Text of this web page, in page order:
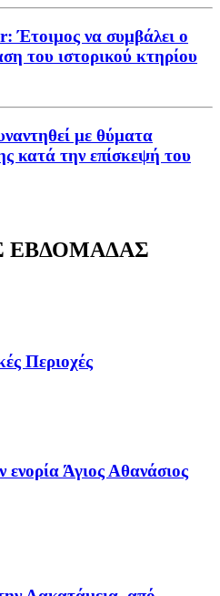
Έτοιμος να συμβάλει ο
του ιστορικού κτηρίου
με θύματα
κατά την επίσκεψή του
ΕΒΔΟΜΑΔΑΣ
Περιοχές
ενορία Άγιος Αθανάσιος